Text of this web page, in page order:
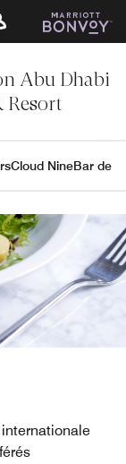
Abu Dhabi
Resort
Cloud NineBar de